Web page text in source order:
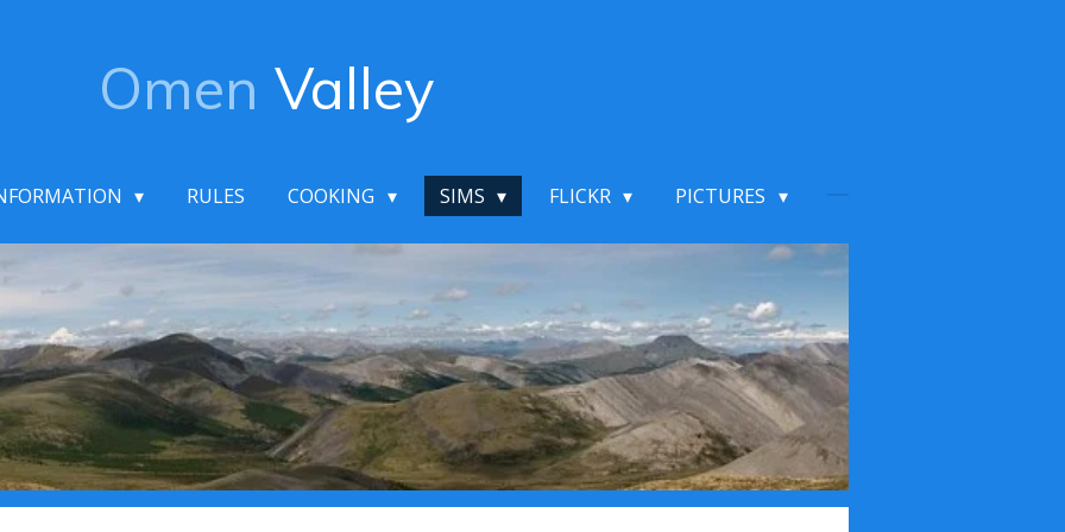
Omen Valley
RULES COOKING SIMS FLICKR PICTURES